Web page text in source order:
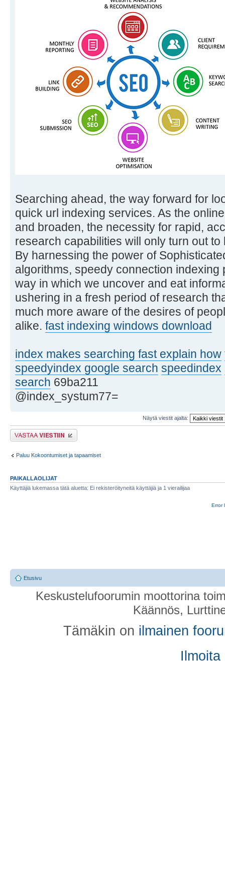
Searching ahead, the way forward for
quick url indexing services. As the
and broaden, the necessity for rapid,
research capabilities will only turn out
By harnessing the power of
algorithms, speedy connection
way in which we uncover and eat
ushering in a fresh period of research
much more aware of the desires of
alike. fast indexing windows download
index makes searching fast explain how
speedyindex google search speedindex
search 69ba211
@index_systum77=
Näytä viestit ajalta:
Lähetä vastaus
Paluu Kokoontumiset ja tapaamiset
PAIKALLAOLIJAT
Käyttäjiä lukemassa tätä aluetta: Ei rekisteröityneitä käyttäjiä ja 1 vierailijaa
Error
Etusivu
Keskustelufoorumin moottorina
Käännös,
Tämäkin on ilmainen